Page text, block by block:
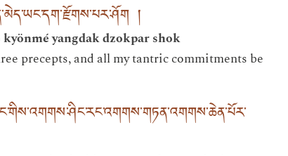
།
yangdak dzokpar shok
precepts, and all my tantric commitments be